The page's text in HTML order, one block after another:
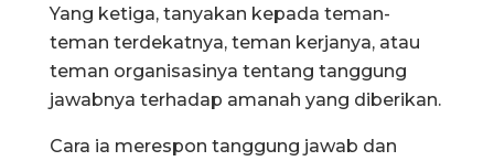
Yang ketiga, tanyakan kepada teman-
teman terdekatnya, teman kerjanya, atau
teman organisasinya tentang tanggung
jawabnya terhadap amanah yang diberikan.
Cara ia merespon tanggung jawab dan